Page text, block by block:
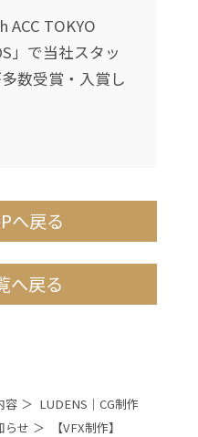
ACC TOKYO
」で当社スタッ
数受賞・入賞し
へ戻る
へ戻る
容
LUDENS｜CG制作
らせ
【VFX制作】